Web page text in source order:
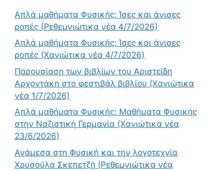
Απλά μαθήματα Φυσικής: Ίσες και άνισες
ροπές (Ρεθεμνιώτικα νέα 4/7/2026)
Απλά μαθήματα Φυσικής: Ίσες και άνισες
ροπές (Χανιώτικα νέα 4/7/2026)
Παρουσίαση των βιβλίων του Αριστείδη
Αρχοντάκη στο φεστιβάλ βιβλίου (Χανιώτικα
νέα 1/7/2026)
Απλά μαθήματα Φυσικής: Μαθήματα Φυσικής
στην Ναζιστική Γερμανία (Χανιώτικα νέα
23/6/2026)
Ανάμεσα στη Φυσική και την λογοτεχνία
Χρυσούλα Σκεπετζή (Ρεθεμνιώτικα νέα